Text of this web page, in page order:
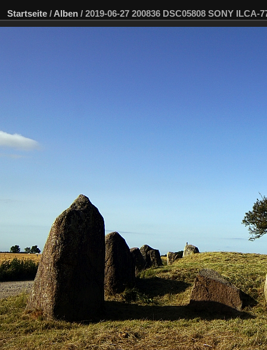
Startseite / Alben / 2019-06-27 200836 DSC05808 SONY ILCA-